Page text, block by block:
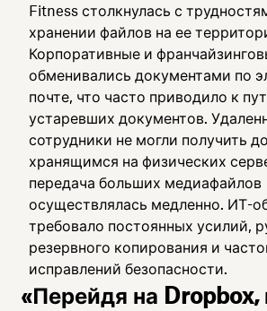
Fitness столкнулась с
хранении файлов на ее
Корпоративные и
обменивались документами по
почте, что часто приводило к
устаревших документов.
сотрудники не могли получить
хранящимся на физических
передача больших медиафайлов
осуществлялась медленно. ИТ-
требовало постоянных усилий,
резервного копирования и
исправлений безопасности.
«Перейдя на